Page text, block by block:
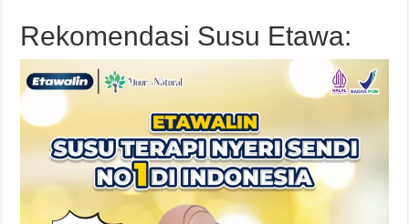
Rekomendasi Susu Etawa: